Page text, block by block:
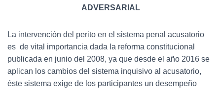
ADVERSARIAL
La intervención del perito en el sistema penal acusatorio
es de vital importancia dada la reforma constitucional
publicada en junio del 2008, ya que desde el año 2016 se
aplican los cambios del sistema inquisivo al acusatorio,
éste sistema exige de los participantes un desempeño